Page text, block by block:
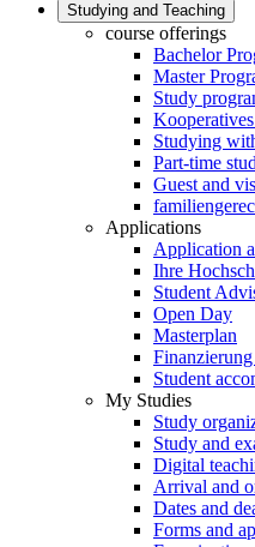
Studying and Teaching
course offerings
Bachelor
Master
Study
Studying
Part-time
Guest and
Applications
Application
Ihre
Student
Open Day
Masterplan
Student
My Studies
Study
Study and
Digital
Arrival and
Dates and
Forms and